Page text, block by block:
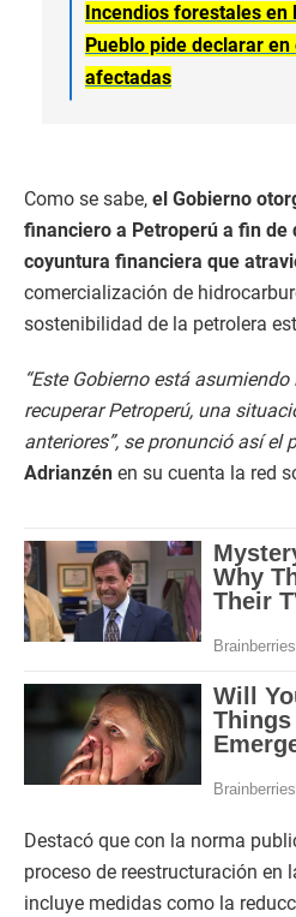
Incendios forestales en
Pueblo pide declarar
afectadas
Como se sabe, el Gobierno
financiero a Petroperú a fin de
coyuntura financiera que
comercialización de
sostenibilidad de la petrolera
“Este Gobierno está
recuperar Petroperú, una
anteriores”, se pronunció así el
Adrianzén en su cuenta la red
Destacó que con la norma
proceso de reestructuración en
incluye medidas como la